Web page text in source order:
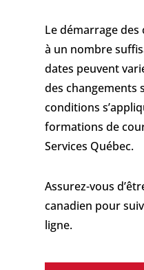
Le démarrage
à un nombre
dates peuvent
des changements
conditions
formations de
Services Québec.
Assurez-vous
canadien pour
ligne.